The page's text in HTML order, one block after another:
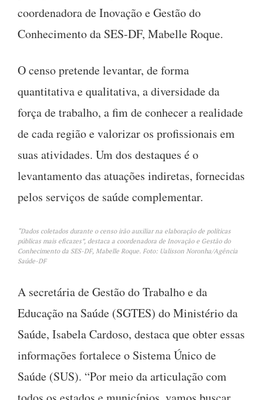
coordenadora de Inovação e Gestão do
Conhecimento da SES-DF, Mabelle Roque.
O censo pretende levantar, de forma
quantitativa e qualitativa, a diversidade da
força de trabalho, a fim de conhecer a realidade
de cada região e valorizar os profissionais em
suas atividades. Um dos destaques é o
levantamento das atuações indiretas, fornecidas
pelos serviços de saúde complementar.
“Dados coletados durante o censo irão auxiliar na elaboração de políticas
públicas mais eficazes”, destaca a coordenadora de Inovação e Gestão do
Conhecimento da SES-DF, Mabelle Roque. Foto: Ualisson Noronha/Agência
Saúde-DF
A secretária de Gestão do Trabalho e da
Educação na Saúde (SGTES) do Ministério da
Saúde, Isabela Cardoso, destaca que obter essas
informações fortalece o Sistema Único de
Saúde (SUS). “Por meio da articulação com